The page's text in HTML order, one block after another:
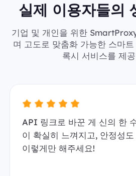
실제 이용자들의
기업 및 개인을 위한
며 고도로 맞춤화 가능한 스마
록시 서비스를 제
API 링크로 바꾼 게 신의 한
이 확실히 느껴지고, 안정성
이렇게만 해주세요!